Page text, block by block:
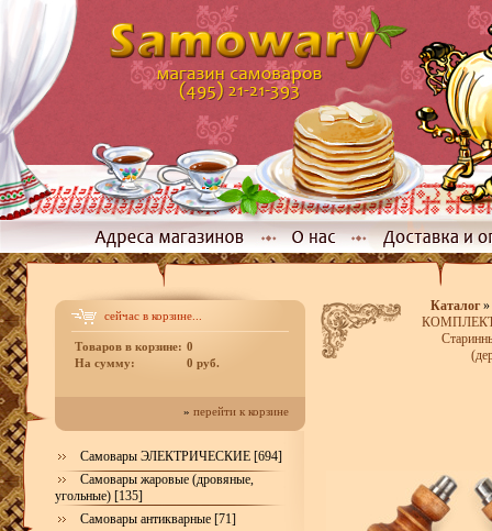
сейчас в корзине...
Товаров в корзине: 0
На сумму:
0 руб.
» перейти к корзине
Самовары ЭЛЕКТРИЧЕСКИЕ [694]
Самовары жаровые (дровяные,
угольные) [135]
Самовары антикварные [71]
Каталог»